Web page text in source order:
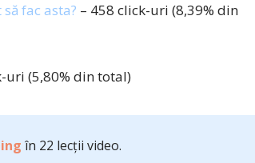
fac asta? – 458 click-uri (8,39% din
uri (5,80% din total)
în 22 lecții video.